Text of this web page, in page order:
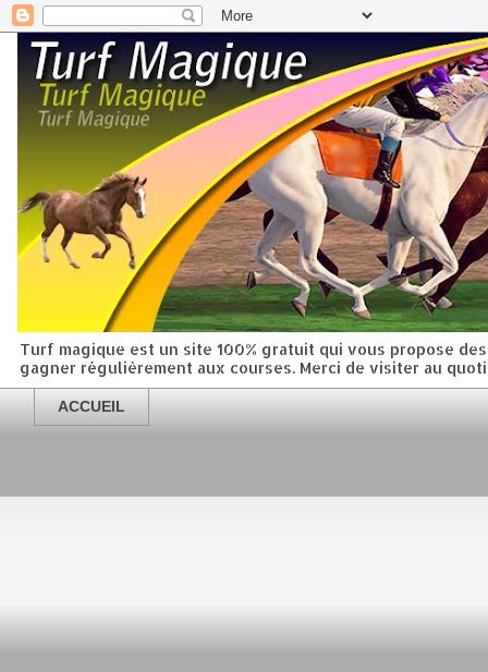
Turf magique est un site 100% gratuit qui vous propose
gagner régulièrement aux courses. Merci de visiter au
ACCUEIL